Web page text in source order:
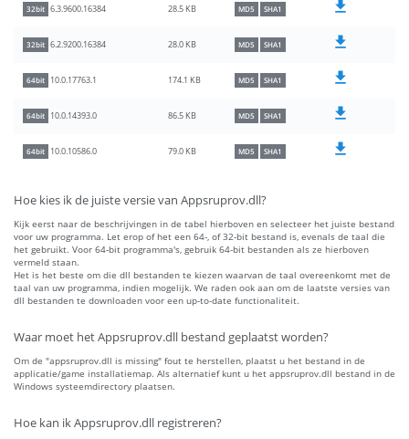
32bit 6.3.9600.16384 28.5 KB MD5 SHA1
32bit 6.2.9200.16384 28.0 KB MD5 SHA1
64bit 10.0.17763.1 174.1 KB MD5 SHA1
64bit 10.0.14393.0 86.5 KB MD5 SHA1
64bit 10.0.10586.0 79.0 KB MD5 SHA1
Hoe kies ik de juiste versie van Appsruprov.dll?
Kijk eerst naar de beschrijvingen in de tabel hierboven en selecteer het juiste bestand
voor uw programma. Let erop of het een 64-, of 32-bit bestand is, evenals de taal die
het gebruikt. Voor 64-bit programma's, gebruik 64-bit bestanden als ze hierboven
vermeld staan.
Het is het beste om die dll bestanden te kiezen waarvan de taal overeenkomt met de
taal van uw programma, indien mogelijk. We raden ook aan om de laatste versies van
dll bestanden te downloaden voor een up-to-date functionaliteit.
Waar moet het Appsruprov.dll bestand geplaatst worden?
Om de "appsruprov.dll is missing" fout te herstellen, plaatst u het bestand in de
applicatie/game installatiemap. Als alternatief kunt u het appsruprov.dll bestand in de
Windows systeemdirectory plaatsen.
Hoe kan ik Appsruprov.dll registreren?